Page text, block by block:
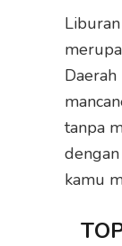
tanpa
dengan
kamu